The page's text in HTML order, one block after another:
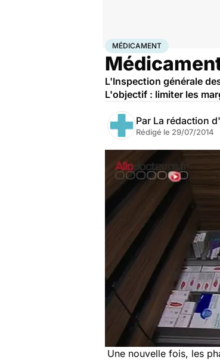
AccueilSantéMédicament
MÉDICAMENT
L'Inspection générale
L'objectif : limiter les
Par La rédaction
Rédigé le 29/07/2014
Une nouvelle fois, les